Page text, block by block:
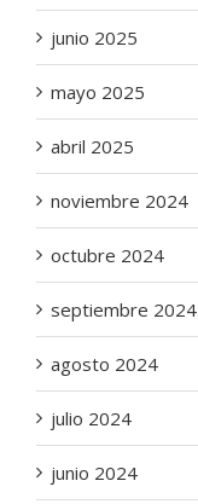
junio 2025
mayo 2025
abril 2025
noviembre 2024
octubre 2024
septiembre 2024
agosto 2024
julio 2024
junio 2024